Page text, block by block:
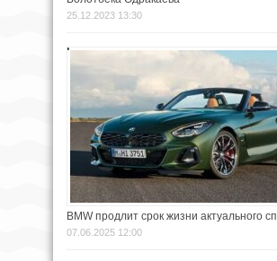
25.12.2023 13:30
BMW продлит срок жизни актуального
07.06.2025 12:00